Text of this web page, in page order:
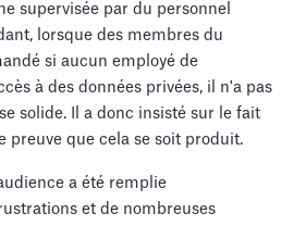
supervisée par du personnel
lorsque des membres du
si aucun employé de
à des données privées, il n'a pas
solide. Il a donc insisté sur le fait
preuve que cela se soit produit.
a été remplie
et de nombreuses